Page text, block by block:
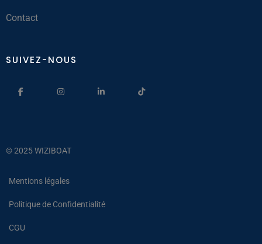
Contact
SUIVEZ-NOUS
© 2025 WIZIBOAT
Mentions légales
Politique de Confidentialité
CGU